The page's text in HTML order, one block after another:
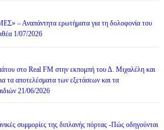
– Αναπάντητα ερωτήματα για τη δολοφονία του
1/07/2026
στο Real FM στην εκπομπή του Δ. Μιχαλέλη και
τα αποτελέσματα των εξετάσεων και τα
21/06/2026
συμμορίες της διπλανής πόρτας -Πώς οδηγούνται